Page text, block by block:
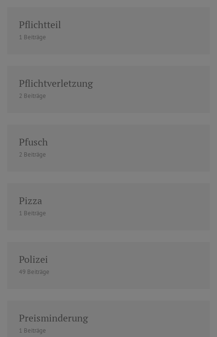
Pflichtteil
1 Beiträge
Pflichtverletzung
2 Beiträge
Pfusch
2 Beiträge
Pizza
1 Beiträge
Polizei
49 Beiträge
Preisminderung
1 Beiträge